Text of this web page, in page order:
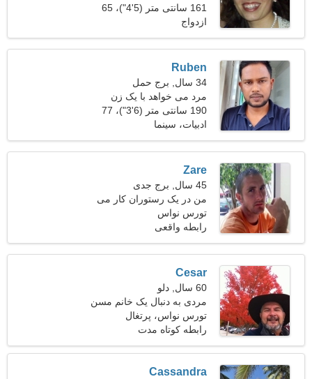
نیاز دارم
161 سانتی متر (5'4")، 65
کیلوگرم (143 پوند)
ازدواج
Ruben
34 سال, برج حمل
مرد می خواهد با یک زن
ملاقات کند 25-30
190 سانتی متر (6'3")، 77
کیلوگرم (169 پوند)
ادبیات، سینما
Zare
45 سال, برج جدی
من در یک رستوران کار می
کنم، به یک زن بازیگوش نیاز
دارم
تورس نواس
رابطه واقعی
Cesar
60 سال, دلو
مردی به دنبال یک خانم مسن
51-58
تورس نواس، پرتغال
رابطه کوتاه مدت
Cassandra